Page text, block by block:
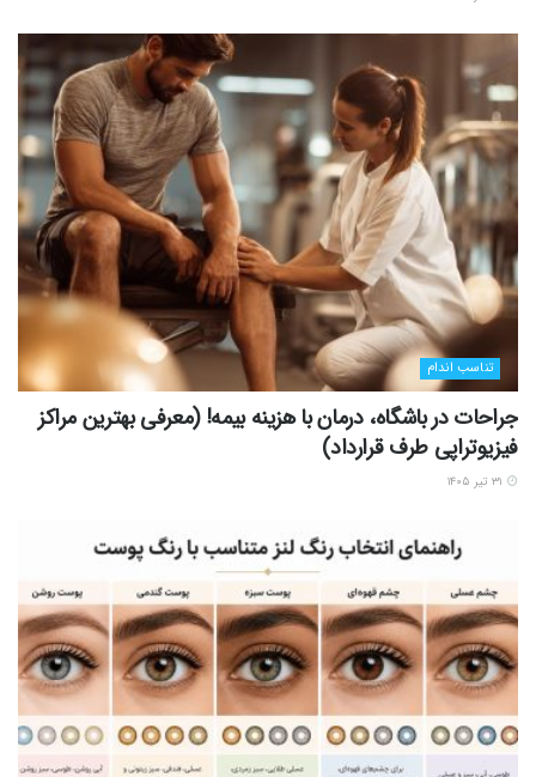
تناسب اندام
جراحات در باشگاه، درمان با هزینه بیمه! (معرفی بهترین مراکز
فیزیوتراپی طرف قرارداد)